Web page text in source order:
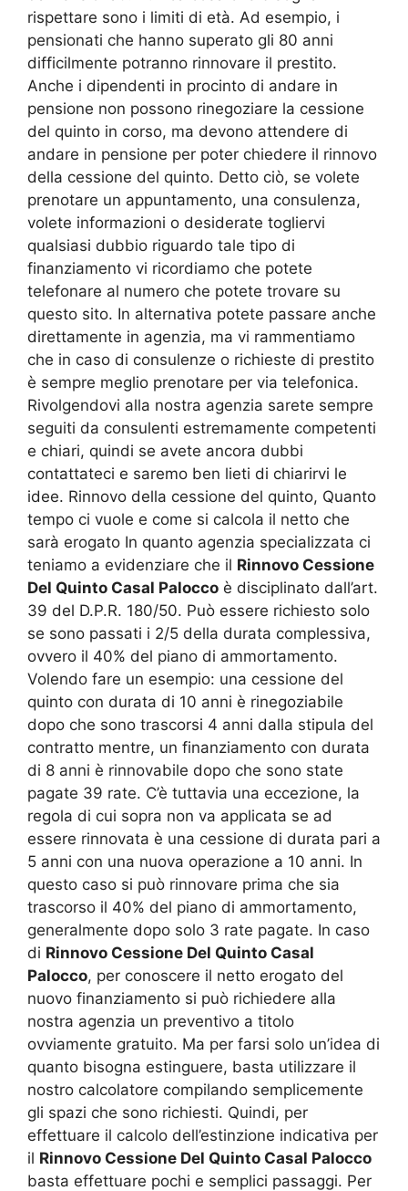
rispettare sono i limiti di età. Ad esempio, i
pensionati che hanno superato gli 80 anni
difficilmente potranno rinnovare il prestito.
Anche i dipendenti in procinto di andare in
pensione non possono rinegoziare la cessione
del quinto in corso, ma devono attendere di
andare in pensione per poter chiedere il rinnovo
della cessione del quinto. Detto ciò, se volete
prenotare un appuntamento, una consulenza,
volete informazioni o desiderate togliervi
qualsiasi dubbio riguardo tale tipo di
finanziamento vi ricordiamo che potete
telefonare al numero che potete trovare su
questo sito. In alternativa potete passare anche
direttamente in agenzia, ma vi rammentiamo
che in caso di consulenze o richieste di prestito
è sempre meglio prenotare per via telefonica.
Rivolgendovi alla nostra agenzia sarete sempre
seguiti da consulenti estremamente competenti
e chiari, quindi se avete ancora dubbi
contattateci e saremo ben lieti di chiarirvi le
idee. Rinnovo della cessione del quinto, Quanto
tempo ci vuole e come si calcola il netto che
sarà erogato In quanto agenzia specializzata ci
teniamo a evidenziare che il Rinnovo Cessione
Del Quinto Casal Palocco è disciplinato dall’art.
39 del D.P.R. 180/50. Può essere richiesto solo
se sono passati i 2/5 della durata complessiva,
ovvero il 40% del piano di ammortamento.
Volendo fare un esempio: una cessione del
quinto con durata di 10 anni è rinegoziabile
dopo che sono trascorsi 4 anni dalla stipula del
contratto mentre, un finanziamento con durata
di 8 anni è rinnovabile dopo che sono state
pagate 39 rate. C’è tuttavia una eccezione, la
regola di cui sopra non va applicata se ad
essere rinnovata è una cessione di durata pari a
5 anni con una nuova operazione a 10 anni. In
questo caso si può rinnovare prima che sia
trascorso il 40% del piano di ammortamento,
generalmente dopo solo 3 rate pagate. In caso
di Rinnovo Cessione Del Quinto Casal
Palocco, per conoscere il netto erogato del
nuovo finanziamento si può richiedere alla
nostra agenzia un preventivo a titolo
ovviamente gratuito. Ma per farsi solo un’idea di
quanto bisogna estinguere, basta utilizzare il
nostro calcolatore compilando semplicemente
gli spazi che sono richiesti. Quindi, per
effettuare il calcolo dell’estinzione indicativa per
il Rinnovo Cessione Del Quinto Casal Palocco
basta effettuare pochi e semplici passaggi. Per